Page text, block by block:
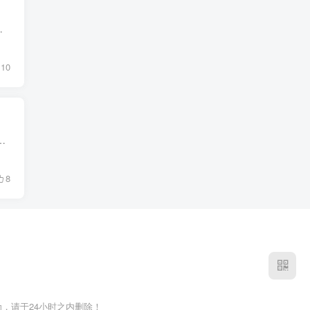
甚至直言“很恶心”，让人食欲...
10
一度出现宕机，部分点餐功能受到了影响，不过目前已经恢复正...
8
请于24小时之内删除！